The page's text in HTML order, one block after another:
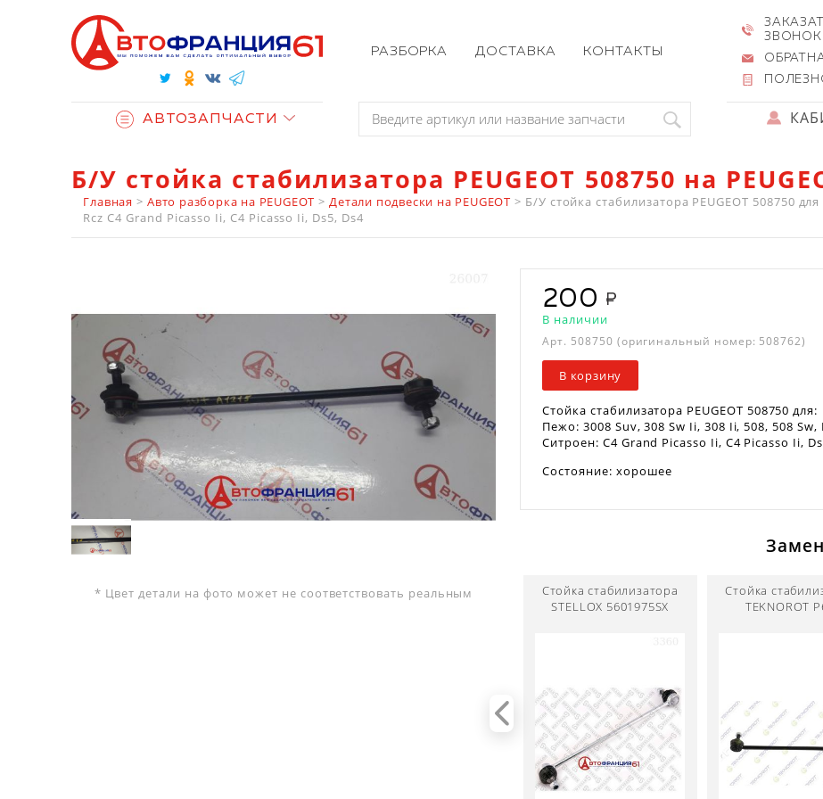
РАЗБОРКА ДОСТАВКА КОНТАКТЫ
ЗВОНОК
АВТОЗАПЧАСТИ
Б/У стойка стабилизатора PEUGEOT 508750 на
Главная > Авто разборка на PEUGEOT >Детали подвески на PEUGEOT > Б/У стойка стабилизатора PEUGEOT 508750
Rcz C4 Grand Picasso Ii, C4 Picasso Ii, Ds5, Ds4
* Цвет детали на фото может не соответствовать реальным
200
В наличии
Арт. 508750 (оригинальный номер: 508762)
В корзину
Стойка стабилизатора PEUGEOT 508750 для:
Пежо: 3008 Suv, 308 Sw Ii, 308 Ii, 508, 508 Sw,
Ситроен: C4 Grand Picasso Ii, C4 Picasso Ii,
Cостояние: хорошее
Стойка стабилизатора
STELLOX 5601975SX
Стойка
TEKNOROT